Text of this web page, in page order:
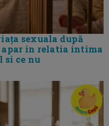
sexuala după
apar in relatia intima
si ce nu